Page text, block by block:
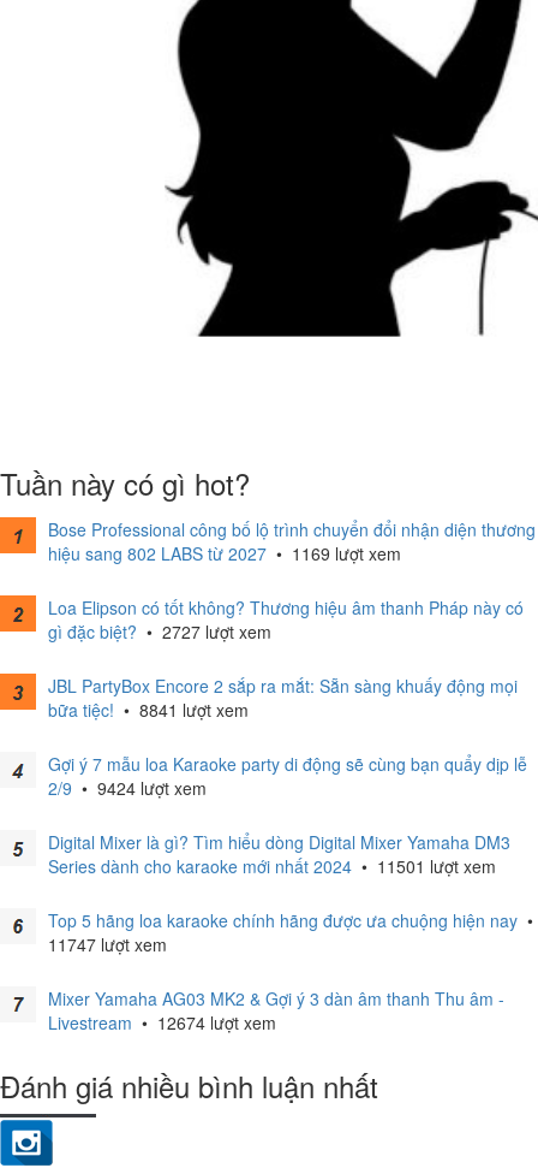
Tuần này có gì hot?
Bose Professional công bố lộ trình chuyển đổi nhận diện thương
hiệu sang 802 LABS từ 2027 • 1169 lượt xem
Loa Elipson có tốt không? Thương hiệu âm thanh Pháp này có
gì đặc biệt? • 2727 lượt xem
JBL PartyBox Encore 2 sắp ra mắt: Sẵn sàng khuấy động mọi
bữa tiệc! • 8841 lượt xem
Gợi ý 7 mẫu loa Karaoke party di động sẽ cùng bạn quẩy dịp lễ
2/9 • 9424 lượt xem
Digital Mixer là gì? Tìm hiểu dòng Digital Mixer Yamaha DM3
Series dành cho karaoke mới nhất 2024 • 11501 lượt xem
Top 5 hãng loa karaoke chính hãng được ưa chuộng hiện nay •
11747 lượt xem
Mixer Yamaha AG03 MK2 & Gợi ý 3 dàn âm thanh Thu âm -
Livestream • 12674 lượt xem
Đánh giá nhiều bình luận nhất